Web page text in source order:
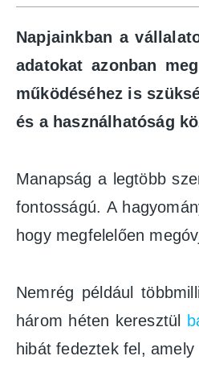
Napjainkban a
adatokat azonban
működéséhez is
és a használhatóság
Manapság a legtöbb
fontosságú. A
hogy megfelelően
Nemrég például
három héten keresztül
hibát fedeztek fel, amely